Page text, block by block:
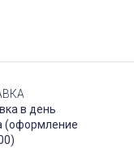
в день
(оформление